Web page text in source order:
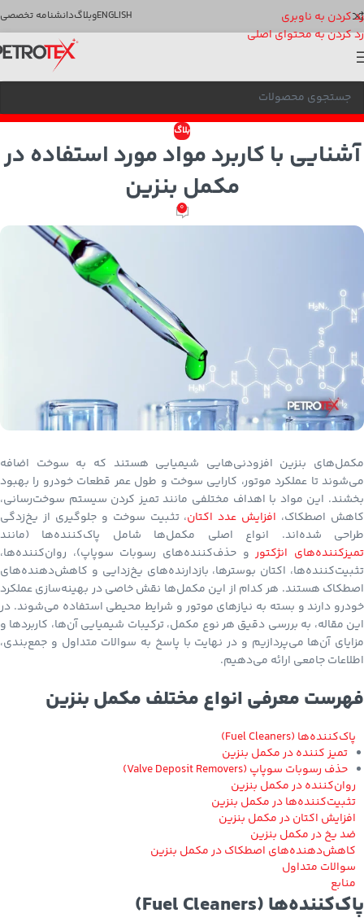
رد کردن به ناوبری
رد کردن به محتوای اصلی
ENGLISHوبلاگدانشنامه تخصصی
بلاگ
آشنایی با کاربرد مواد مورد استفاده در
مکمل بنزین
0
مکمل‌های بنزین افزودنی‌هایی شیمیایی هستند که به سوخت اضافه
می‌شوند تا عملکرد موتور، کارایی سوخت و طول عمر قطعات خودرو را بهبود
بخشند. این مواد با اهداف مختلفی مانند تمیز کردن سیستم سوخت‌رسانی،
کاهش اصطکاک، افزایش عدد اکتان، تثبیت سوخت و جلوگیری از یخ‌زدگی
طراحی شده‌اند. انواع اصلی مکمل‌ها شامل پاک‌کننده‌ها (مانند
تمیزکننده‌های انژکتورو حذف‌کننده‌های رسوبات سوپاپ)، روان‌کننده‌ها،
تثبیت‌کننده‌ها، اکتان بوسترها، بازدارنده‌های یخ‌زدایی و کاهش‌دهنده‌های
اصطکاک هستند. هر کدام از این مکمل‌ها نقش خاصی در بهینه‌سازی عملکرد
خودرو دارند و بسته به نیازهای موتور و شرایط محیطی استفاده می‌شوند. در
این مقاله، به بررسی دقیق هر نوع مکمل، ترکیبات شیمیایی آن‌ها، کاربردها و
مزایای آن‌ها می‌پردازیم و در نهایت با پاسخ به سوالات متداول و جمع‌بندی،
اطلاعات جامعی ارائه می‌دهیم.
فهرست معرفی انواع مختلف مکمل بنزین
پاک‌کننده‌ها (Fuel Cleaners)
تمیز کننده در مکمل بنزین
حذف رسوبات سوپاپ (Valve Deposit Removers)
روان‌کننده در مکمل بنزین
تثبیت‌کننده‌ها در مکمل بنزین
افزایش اکتان در مکمل بنزین
ضد یخ در مکمل بنزین
کاهش‌دهنده‌های اصطکاک در مکمل بنزین
سوالات متداول
منابع
پاک‌کننده‌ها (Fuel Cleaners)